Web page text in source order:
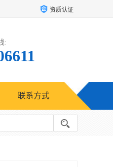
资质认证
:
联系方式